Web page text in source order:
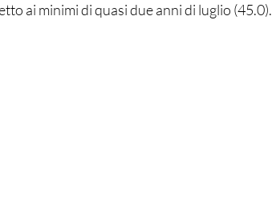
ai minimi di quasi due anni di luglio (45.0).